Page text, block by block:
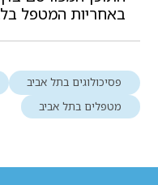
באחריות המטפל
פסיכולוגים בתל אביב
מטפלים בתל אביב